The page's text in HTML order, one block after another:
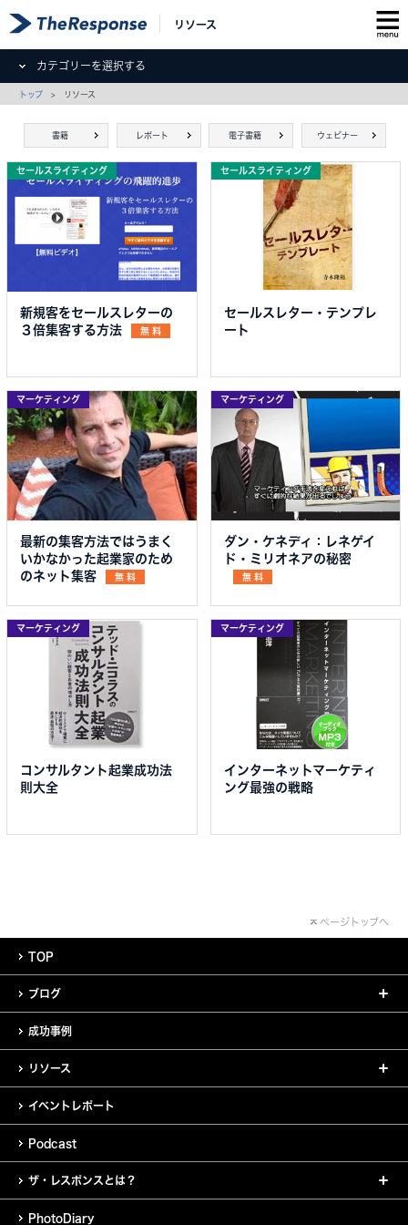
リソース
カテゴリーを選択する
トップ > リソース
書籍 レポート 電子書籍 ウェビナー
セールスライティング
新規客をセールスレターの
３倍集客する方法
無 料
セールスライティング
セールスレター・テンプレ
ート
マーケティング
最新の集客方法ではうまく
いかなかった起業家のため
のネット集客
無 料
マーケティング
ダン・ケネディ：レネゲイ
ド・ミリオネアの秘密
無 料
マーケティング
コンサルタント起業成功法
則大全
マーケティング
インターネットマーケティ
ング最強の戦略
ページトップへ
TOP
ブログ
成功事例
リソース
イベントレポート
Podcast
ザ・レスポンスとは？
PhotoDiary